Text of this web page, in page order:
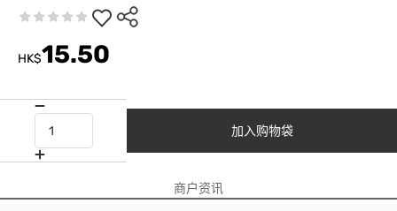
HK$15.50
加入购物袋
商户资讯